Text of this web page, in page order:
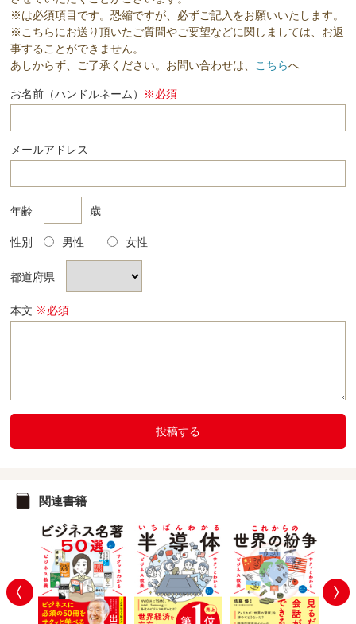
※は必須項目です。恐縮ですが、必ずご記入をお願いいたします。
※こちらにお送り頂いたご質問やご要望などに関しましては、お返
事することができません。
あしからず、ご了承ください。お問い合わせは、 こちらへ
お名前（ハンドルネーム） ※必須
メールアドレス
年齢 歳
性別 男性 女性
都道府県
本文 ※必須
投稿する
関連書籍